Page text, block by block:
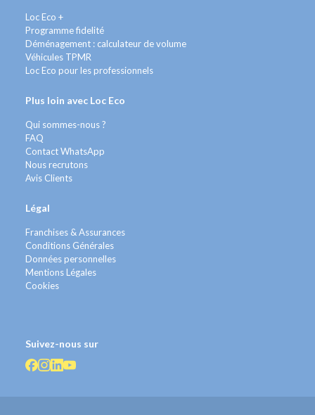
Loc Eco +
Programme fidelité
Déménagement : calculateur de volume
Véhicules TPMR
Loc Eco pour les professionnels
Plus loin avec Loc Eco
Qui sommes-nous ?
FAQ
Contact WhatsApp
Nous recrutons
Avis Clients
Légal
Franchises & Assurances
Conditions Générales
Données personnelles
Mentions Légales
Cookies
Suivez-nous sur